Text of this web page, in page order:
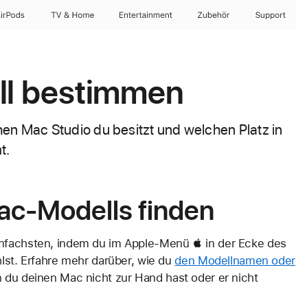
TV & Home Entertainment Zubehör Support
bestimmen
Mac Studio du besitzt und welchen Platz in
Modells finden
indem du im Apple-Menü  in der Ecke des
Erfahre mehr darüber, wie duden Modellnamen oder
deinen Mac nicht zur Hand hast oder er nicht